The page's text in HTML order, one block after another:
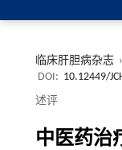
临床肝胆病杂志
DOI: 10.12449/
述评
中医药治